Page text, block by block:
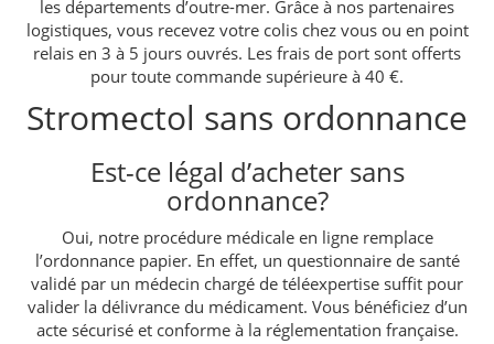
les départements d’outre-mer. Grâce à nos partenaires
logistiques, vous recevez votre colis chez vous ou en point
relais en 3 à 5 jours ouvrés. Les frais de port sont offerts
pour toute commande supérieure à 40 €.
Stromectol sans ordonnance
Est-ce légal d’acheter sans
ordonnance?
Oui, notre procédure médicale en ligne remplace
l’ordonnance papier. En effet, un questionnaire de santé
validé par un médecin chargé de téléexpertise suffit pour
valider la délivrance du médicament. Vous bénéficiez d’un
acte sécurisé et conforme à la réglementation française.